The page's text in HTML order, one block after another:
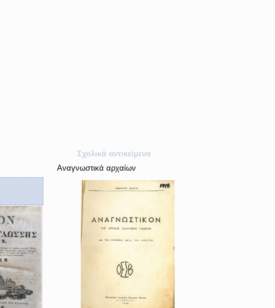
Σχολικά αντικείμενα
Αναγνωστικά αρχαίων